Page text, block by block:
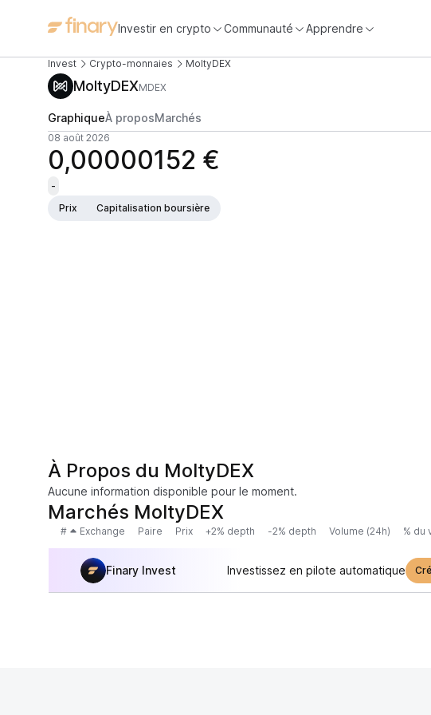
Investir en crypto Communauté Apprendre
Invest Crypto-monnaies MoltyDEX
MoltyDEXMDEX
GraphiqueÀ proposMarchés
08 août 2026
0,00000152 €
-
Prix
Capitalisation boursière
À Propos du MoltyDEX
Aucune information disponible pour le moment.
Marchés MoltyDEX
# Exchange Paire Prix +2% depth -2% depth Volume (24h) % du
Finary Invest Investissez en pilote automatique